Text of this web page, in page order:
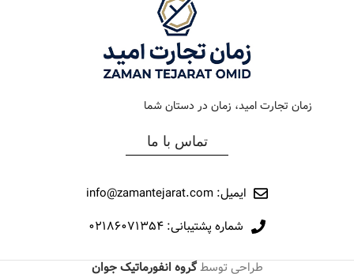
کلاسیک
رفرانس 015
جنس بند
نوع ساعت
رفرانس
برند
زمان تجارت امید، زمان در دستان شما
تماس با ما
ایمیل: info@zamantejarat.com
شماره پشتیبانی: ۰۲۱۸۶۰۷۱۳۵۴
طراحی توسطگروه انفورماتیک جوان